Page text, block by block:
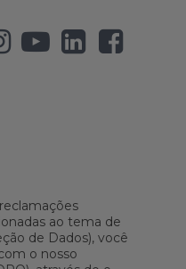
ao tema de
de Dados), você
o nosso